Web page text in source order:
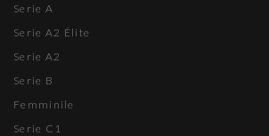
Serie A
Serie A2 Élite
Serie A2
Serie B
Femminile
Serie C1